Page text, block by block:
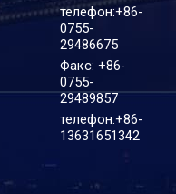
телефон:+86-
0755-
29486675
Факс: +86-
0755-
29489857
телефон:+86-
13631651342